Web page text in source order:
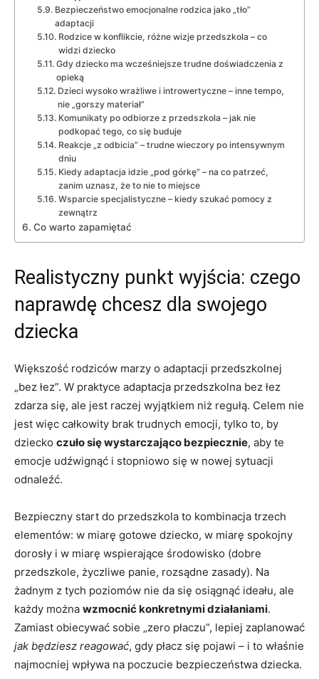
Bezpieczeństwo emocjonalne rodzica jako „tło”
adaptacji
Rodzice w konflikcie, różne wizje przedszkola – co
widzi dziecko
Gdy dziecko ma wcześniejsze trudne doświadczenia z
opieką
Dzieci wysoko wrażliwe i introwertyczne – inne tempo,
nie „gorszy materiał”
Komunikaty po odbiorze z przedszkola – jak nie
podkopać tego, co się buduje
Reakcje „z odbicia” – trudne wieczory po intensywnym
dniu
Kiedy adaptacja idzie „pod górkę” – na co patrzeć,
zanim uznasz, że to nie to miejsce
Wsparcie specjalistyczne – kiedy szukać pomocy z
zewnątrz
Co warto zapamiętać
Realistyczny punkt wyjścia: czego
naprawdę chcesz dla swojego
dziecka
Większość rodziców marzy o adaptacji przedszkolnej
„bez łez”. W praktyce adaptacja przedszkolna bez łez
zdarza się, ale jest raczej wyjątkiem niż regułą. Celem nie
jest więc całkowity brak trudnych emocji, tylko to, by
dziecko czuło się wystarczająco bezpiecznie, aby te
emocje udźwignąć i stopniowo się w nowej sytuacji
odnaleźć.
Bezpieczny start do przedszkola to kombinacja trzech
elementów: w miarę gotowe dziecko, w miarę spokojny
dorosły i w miarę wspierające środowisko (dobre
przedszkole, życzliwe panie, rozsądne zasady). Na
żadnym z tych poziomów nie da się osiągnąć ideału, ale
każdy można wzmocnić konkretnymi działaniami.
Zamiast obiecywać sobie „zero płaczu”, lepiej zaplanować
jak będziesz reagować, gdy płacz się pojawi – i to właśnie
najmocniej wpływa na poczucie bezpieczeństwa dziecka.